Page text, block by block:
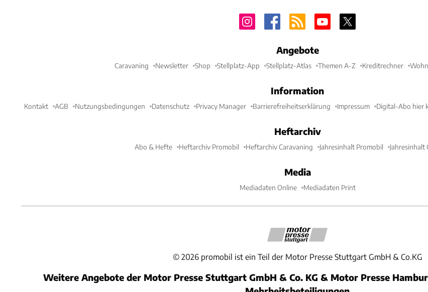
Angebote
Caravaning Newsletter Shop Stellplatz-App Stellplatz-Atlas Themen A-Z Kreditrechner
Information
Kontakt AGB Nutzungsbedingungen Datenschutz Privacy Manager Barrierefreiheitserklärung Impressum Digital-Abo hier
Heftarchiv
Abo & Hefte Heftarchiv Promobil Heftarchiv Caravaning Jahresinhalt Promobil Jahresinhalt
Media
Mediadaten Online Mediadaten Print
© 2026 promobil ist ein Teil der Motor Presse Stuttgart GmbH & Co.KG
Weitere Angebote der Motor Presse Stuttgart GmbH & Co. KG & Motor Presse